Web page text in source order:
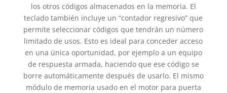
los otros códigos almacenados en la memoria. El
teclado también incluye un “contador regresivo” que
permite seleccionar códigos que tendrán un número
limitado de usos. Esto es ideal para conceder acceso
en una única oportunidad, por ejemplo a un equipo
de respuesta armada, haciendo que ese código se
borre automáticamente después de usarlo. El mismo
módulo de memoria usado en el motor para puerta